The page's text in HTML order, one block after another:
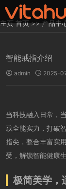
主页首页>>产品中
智能戒指介绍
 admin  2025-
当科技融入日常，
载全能实力，打破
指尖，整合丰富实
受，解锁智能健康
极简美学，